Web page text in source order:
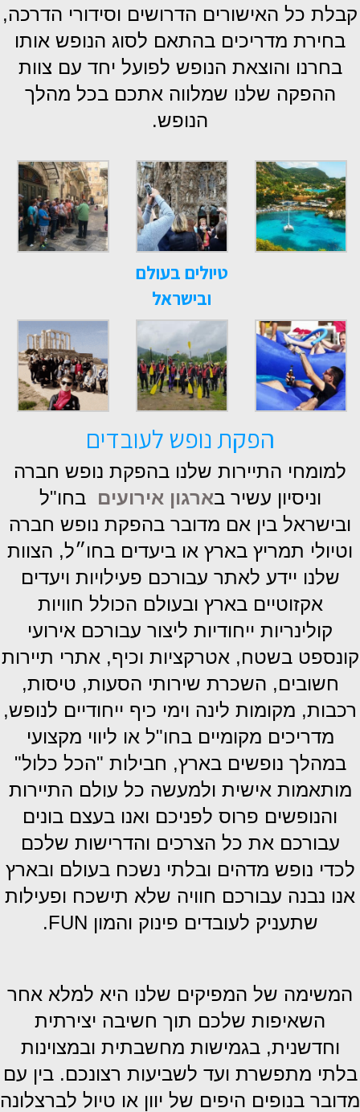
קבלת כל האישורים הדרושים וסידורי הדרכה,
בחירת מדריכים בהתאם לסוג הנופש אותו
בחרנו והוצאת הנופש לפועל יחד עם צוות
ההפקה שלנו שמלווה אתכם בכל מהלך
הנופש.
טיולים בעולם
ובישראל
הפקת נופש לעובדים
למומחי התיירות שלנו בהפקת נופש חברה
וניסיון עשיר בארגון אירועים בחו"ל
ובישראל בין אם מדובר בהפקת נופש חברה
וטיולי תמריץ בארץ או ביעדים בחו״ל, הצוות
שלנו יידע לאתר עבורכם פעילויות ויעדים
אקזוטיים בארץ ובעולם הכולל חוויות
קולינריות ייחודיות ליצור עבורכם אירועי
קונספט בשטח, אטרקציות וכיף, אתרי תיירות
חשובים, השכרת שירותי הסעות, טיסות,
רכבות, מקומות לינה וימי כיף ייחודיים לנופש,
מדריכים מקומיים בחו"ל או ליווי מקצועי
במהלך נופשים בארץ, חבילות "הכל כלול"
מותאמות אישית ולמעשה כל עולם התיירות
והנופשים פרוס לפניכם ואנו בעצם בונים
עבורכם את כל הצרכים והדרישות שלכם
לכדי נופש מדהים ובלתי נשכח בעולם ובארץ
אנו נבנה עבורכם חוויה שלא תישכח ופעילות
שתעניק לעובדים פינוק והמון FUN.
המשימה של המפיקים שלנו היא למלא אחר
השאיפות שלכם תוך חשיבה יצירתית
וחדשנית, בגמישות מחשבתית ובמצוינות
בלתי מתפשרת ועד לשביעות רצונכם. בין עם
מדובר בנופים היפים של יוון או טיול לברצלונה